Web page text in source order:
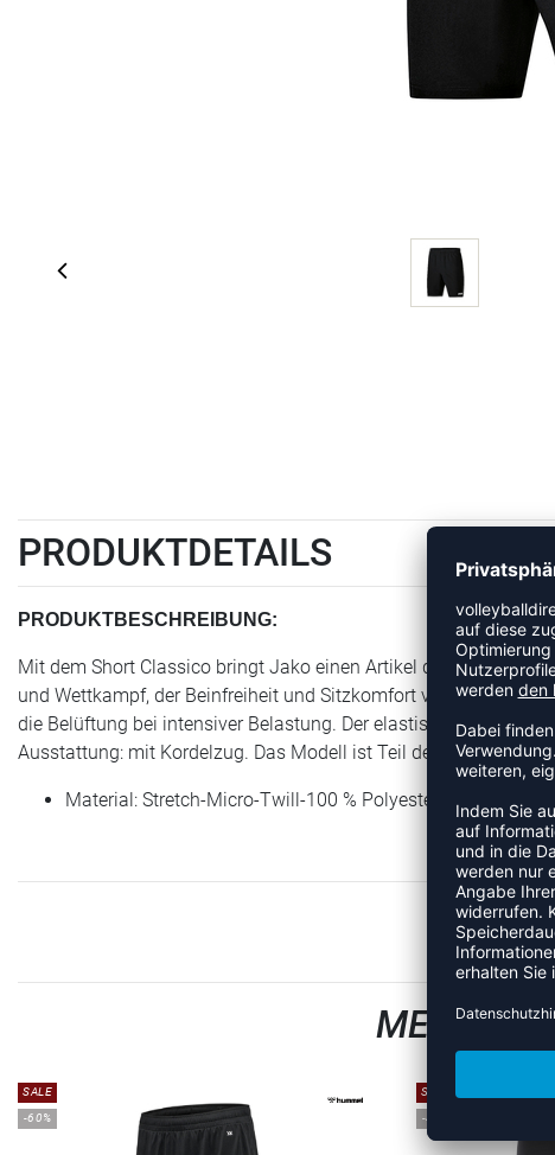
PRODUKTDETAILS
PRODUKTBESCHREIBUNG:
Mit dem Short Classico bringt Jako einen Artikel der Kategorie
und Wettkampf, der Beinfreiheit und Sitzkomfort verbindet.
die Belüftung bei intensiver Belastung. Der elastische Stoff
Ausstattung: mit Kordelzug. Das Modell ist Teil der Classico-
Material: Stretch-Micro-Twill-100 % Polyester
MEHR
SALE
-60%
SALE
-40%